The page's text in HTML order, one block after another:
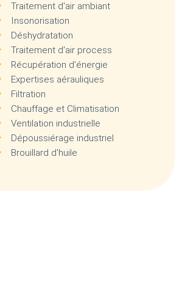
Traitement d'air ambiant
Insonorisation
Déshydratation
Traitement d'air process
Récupération d'énergie
Expertises aérauliques
Filtration
Chauffage et Climatisation
Ventilation industrielle
Dépoussiérage industriel
Brouillard d'huile